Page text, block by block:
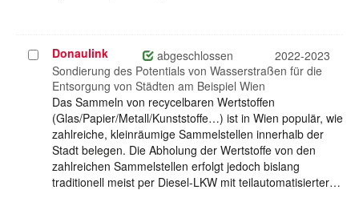
Projekt
auswählen
Donaulink abgeschlossen
2022-2023
Sondierung des Potentials von Wasserstraßen für die
Entsorgung von Städten am Beispiel Wien
Das Sammeln von recycelbaren Wertstoffen
(Glas/Papier/Metall/Kunststoffe…) ist in Wien populär, wie
zahlreiche, kleinräumige Sammelstellen innerhalb der
Stadt belegen. Die Abholung der Wertstoffe von den
zahlreichen Sammelstellen erfolgt jedoch bislang
traditionell meist per Diesel-LKW mit teilautomatisierter…